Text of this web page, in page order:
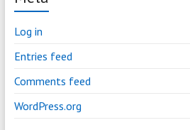
Log in
Entries feed
Comments feed
WordPress.org